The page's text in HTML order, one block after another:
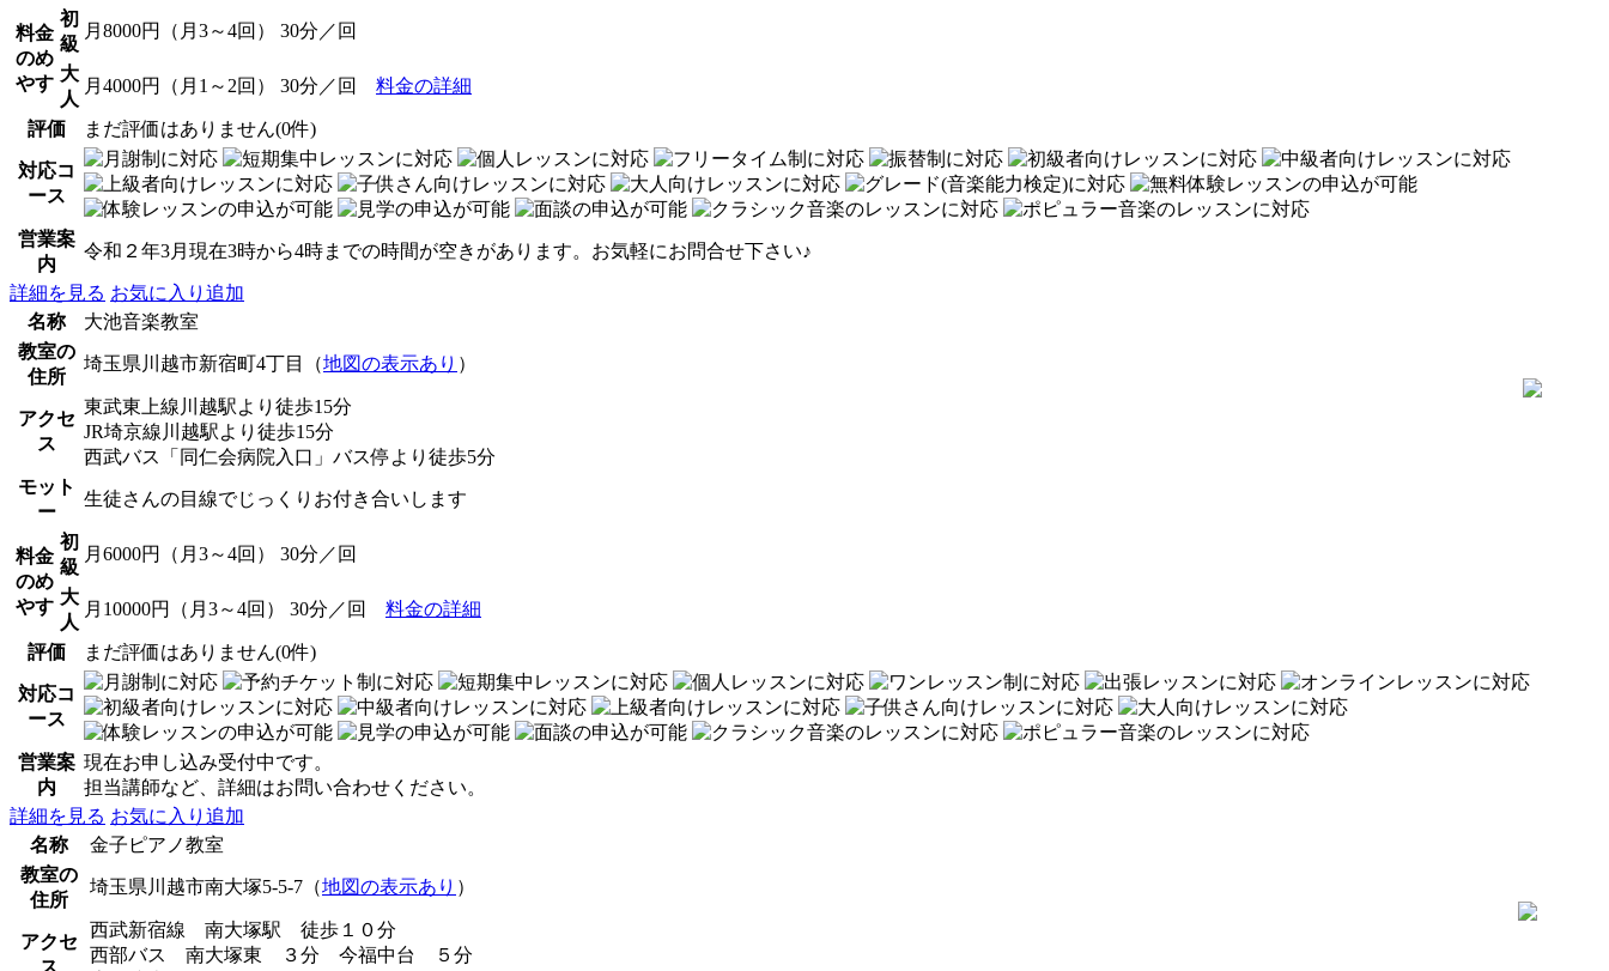
料金
のめ
やす
初
級
月8000円（月3～4回） 30分／回
大
人
月4000円（月1～2回） 30分／回 料金の詳細
評価 まだ評価はありません(0件)
対応コ
ース
営業案
内
令和２年3月現在3時から4時までの時間が空きがあります。お気軽にお問合せ下さい♪
詳細を見る お気に入り追加
名称
大池音楽教室
教室の
住所
埼玉県川越市新宿町4丁目（地図の表示あり ）
アクセ
ス
東武東上線川越駅より徒歩15分
JR埼京線川越駅より徒歩15分
西武バス「同仁会病院入口」バス停より徒歩5分
モット
ー
生徒さんの目線でじっくりお付き合いします
料金
のめ
やす
初
級
月6000円（月3～4回） 30分／回
大
人
月10000円（月3～4回） 30分／回 料金の詳細
評価 まだ評価はありません(0件)
対応コ
ース
営業案
内
現在お申し込み受付中です。
担当講師など、詳細はお問い合わせください。
詳細を見る お気に入り追加
名称
金子ピアノ教室
教室の
住所
埼玉県川越市南大塚5-5-7（地図の表示あり ）
アクセ
ス
西武新宿線 南大塚駅 徒歩１０分
西部バス 南大塚東 ３分 今福中台 ５分